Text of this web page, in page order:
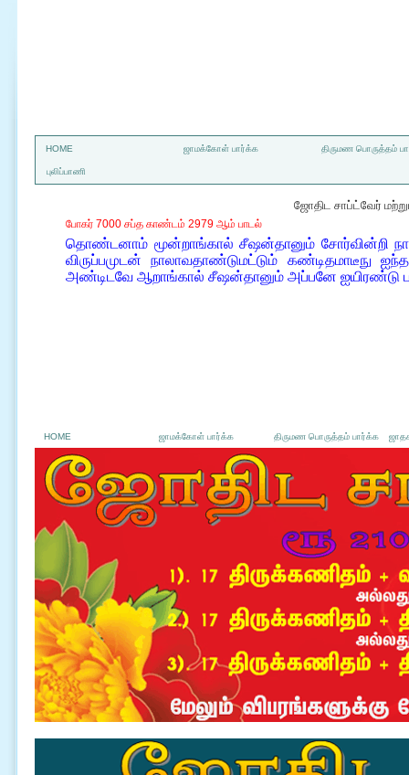
HOME ஜாமக்கோள் பார்க்க திருமண பொருத்தம்
புலிப்பாணி
ஜோதிட சாப்ட்வேர்
போகர் 7000 சப்த காண்டம் 2979 ஆம் பாடல்
தொண்டனாம் மூன்றாங்கால் சீஷன்தானும் சோர்வின்றி
விருப்பமுடன் நாலாவதாண்டுமட்டும் கண்டிதமாடீநு
அண்டிடவே ஆறாங்கால் சீஷன்தானும் அப்பனே ஐயிரண்டு
HOME ஜாமக்கோள் பார்க்க திருமண பொருத்தம் பார்க்க